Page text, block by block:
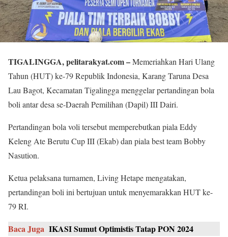
TIGALINGGA, pelitarakyat.com –Memeriahkan Hari Ulang
Tahun (HUT) ke-79 Republik Indonesia, Karang Taruna Desa
Lau Bagot, Kecamatan Tigalingga menggelar pertandingan bola
boli antar desa se-Daerah Pemilihan (Dapil) III Dairi.
Pertandingan bola voli tersebut memperebutkan piala Eddy
Keleng Ate Berutu Cup III (Ekab) dan piala best team Bobby
Nasution.
Ketua pelaksana turnamen, Living Hetape mengatakan,
pertandingan boli ini bertujuan untuk menyemarakkan HUT ke-
79 RI.
Baca Juga IKASI Sumut Optimistis Tatap PON 2024